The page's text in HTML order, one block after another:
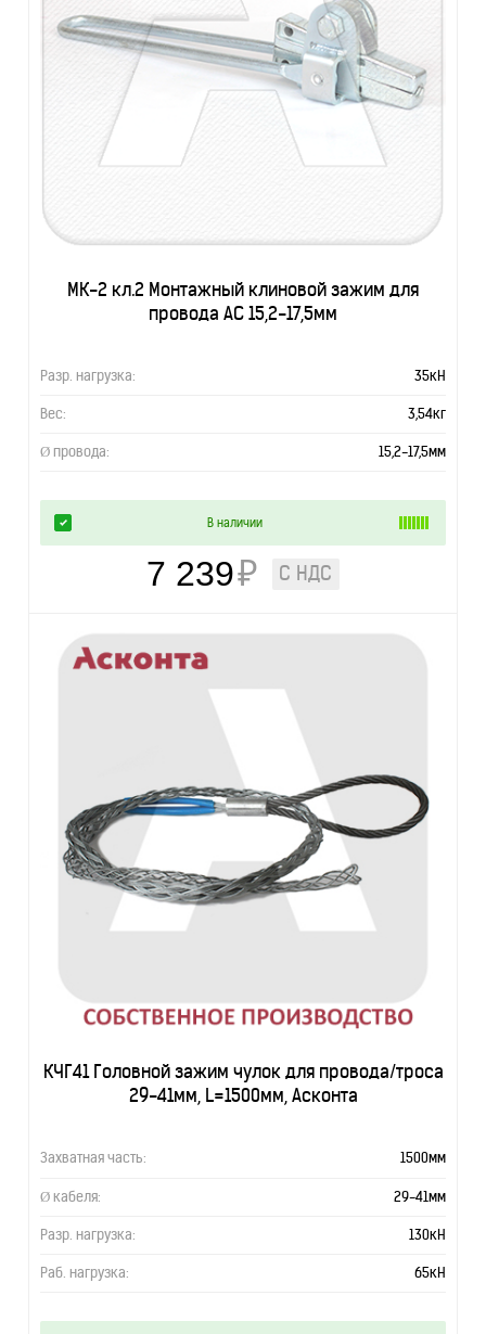
МК-2 кл.2 Монтажный клиновой зажим для
провода АС 15,2-17,5мм
Разр. нагрузка: 35кН
Вес: 3,54кг
Ø провода: 15,2-17,5мм
В наличии
7 239₽ С НДС
КЧГ41 Головной зажим чулок для провода/троса
29-41мм, L=1500мм, Асконта
Захватная часть: 1500мм
Ø кабеля: 29-41мм
Разр. нагрузка: 130кН
Раб. нагрузка: 65кН